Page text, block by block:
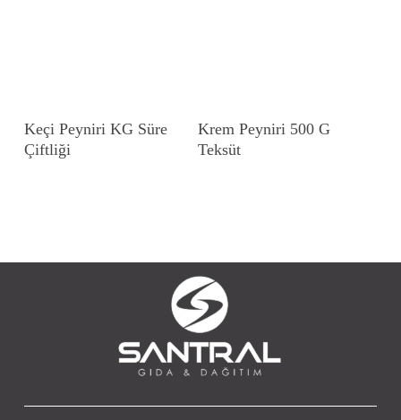
Keçi Peyniri KG Süre
Çiftliği
Krem Peyniri 500 G
Teksüt